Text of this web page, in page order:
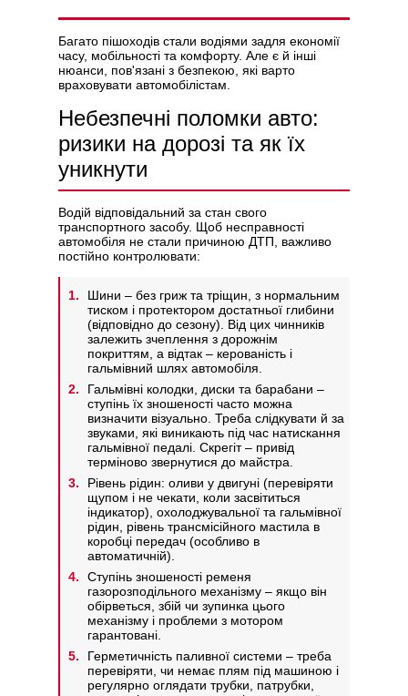
Багато пішоходів стали водіями задля економії
часу, мобільності та комфорту. Але є й інші
нюанси, пов'язані з безпекою, які варто
враховувати автомобілістам.
Небезпечні поломки авто:
ризики на дорозі та як їх
уникнути
Водій відповідальний за стан свого
транспортного засобу. Щоб несправності
автомобіля не стали причиною ДТП, важливо
постійно контролювати:
Шини – без гриж та тріщин, з нормальним
тиском і протектором достатньої глибини
(відповідно до сезону). Від цих чинників
залежить зчеплення з дорожнім
покриттям, а відтак – керованість і
гальмівний шлях автомобіля.
Гальмівні колодки, диски та барабани –
ступінь їх зношеності часто можна
визначити візуально. Треба слідкувати й за
звуками, які виникають під час натискання
гальмівної педалі. Скрегіт – привід
терміново звернутися до майстра.
Рівень рідин: оливи у двигуні (перевіряти
щупом і не чекати, коли засвітиться
індикатор), охолоджувальної та гальмівної
рідин, рівень трансмісійного мастила в
коробці передач (особливо в
автоматичній).
Ступінь зношеності ременя
газорозподільного механізму – якщо він
обірветься, збій чи зупинка цього
механізму і проблеми з мотором
гарантовані.
Герметичність паливної системи – треба
перевіряти, чи немає плям під машиною і
регулярно оглядати трубки, патрубки,
Політикою конфіденційності